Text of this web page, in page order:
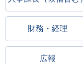
財務・経理
広報